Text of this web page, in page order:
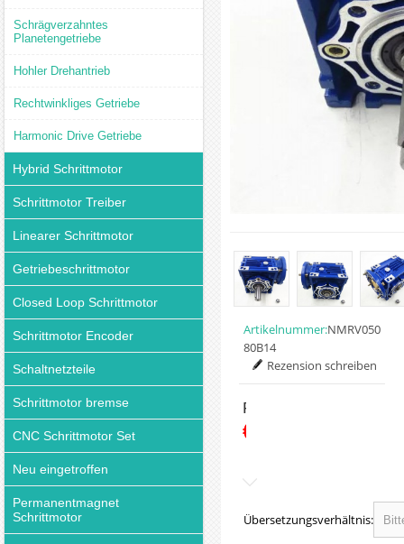
Schrägverzahntes
Planetengetriebe
Hohler Drehantrieb
Rechtwinkliges Getriebe
Harmonic Drive Getriebe
Hybrid Schrittmotor
Schrittmotor Treiber
Linearer Schrittmotor
Getriebeschrittmotor
Closed Loop Schrittmotor
Schrittmotor Encoder
Schaltnetzteile
Schrittmotor bremse
CNC Schrittmotor Set
Neu eingetroffen
Permanentmagnet
Schrittmotor
Artikelnummer:NMRV050
80B14
Rezension schreiben
Preis:
€69.00
Übersetzungsverhältnis: